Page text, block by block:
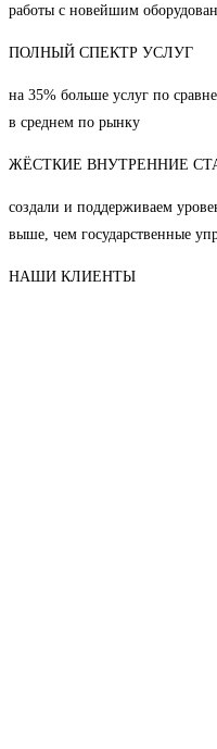
работы с новейшим
ПОЛНЫЙ СПЕКТР УСЛУГ
на 35% больше услуг по
в среднем по рынку
ЖЁСТКИЕ ВНУТРЕННИЕ
создали и поддерживаем
выше, чем государственные
НАШИ КЛИЕНТЫ